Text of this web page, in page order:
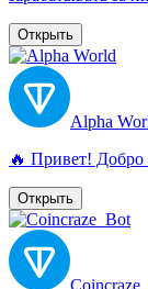
Открыть
Alpha
🔥 Привет!
Открыть